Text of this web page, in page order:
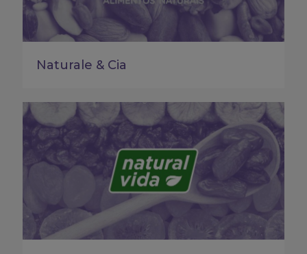
Naturale & Cia